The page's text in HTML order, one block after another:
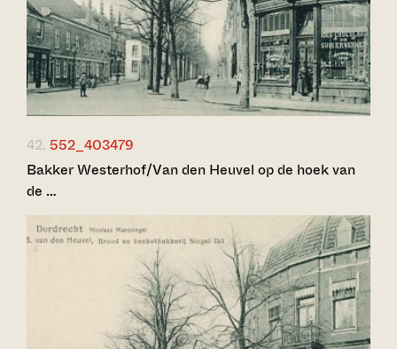
42. 552_403479
Bakker Westerhof/Van den Heuvel op de hoek van
de …